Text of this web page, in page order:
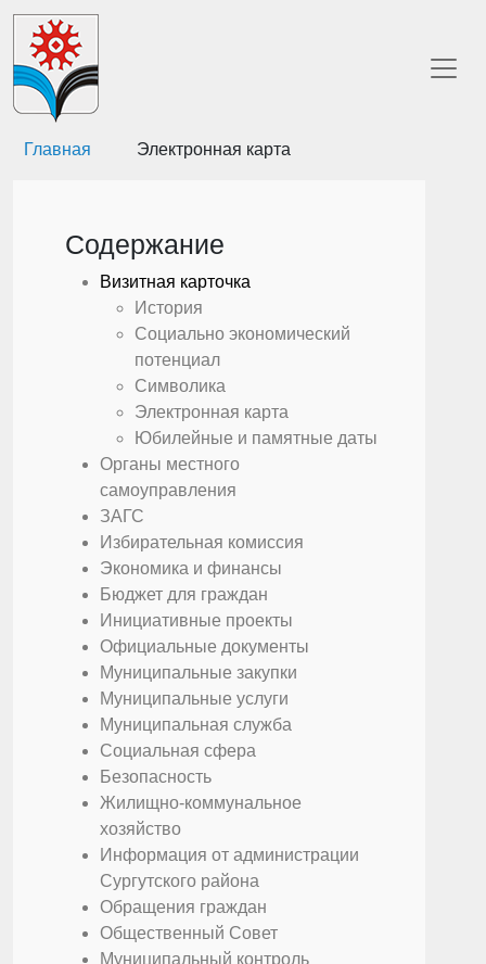
Главная Электронная карта
Содержание
Визитная карточка
История
Социально экономический
потенциал
Символика
Электронная карта
Юбилейные и памятные даты
Органы местного
самоуправления
ЗАГС
Избирательная комиссия
Экономика и финансы
Бюджет для граждан
Инициативные проекты
Официальные документы
Муниципальные закупки
Муниципальные услуги
Муниципальная служба
Социальная сфера
Безопасность
Жилищно-коммунальное
хозяйство
Информация от администрации
Сургутского района
Обращения граждан
Общественный Совет
Муниципальный контроль